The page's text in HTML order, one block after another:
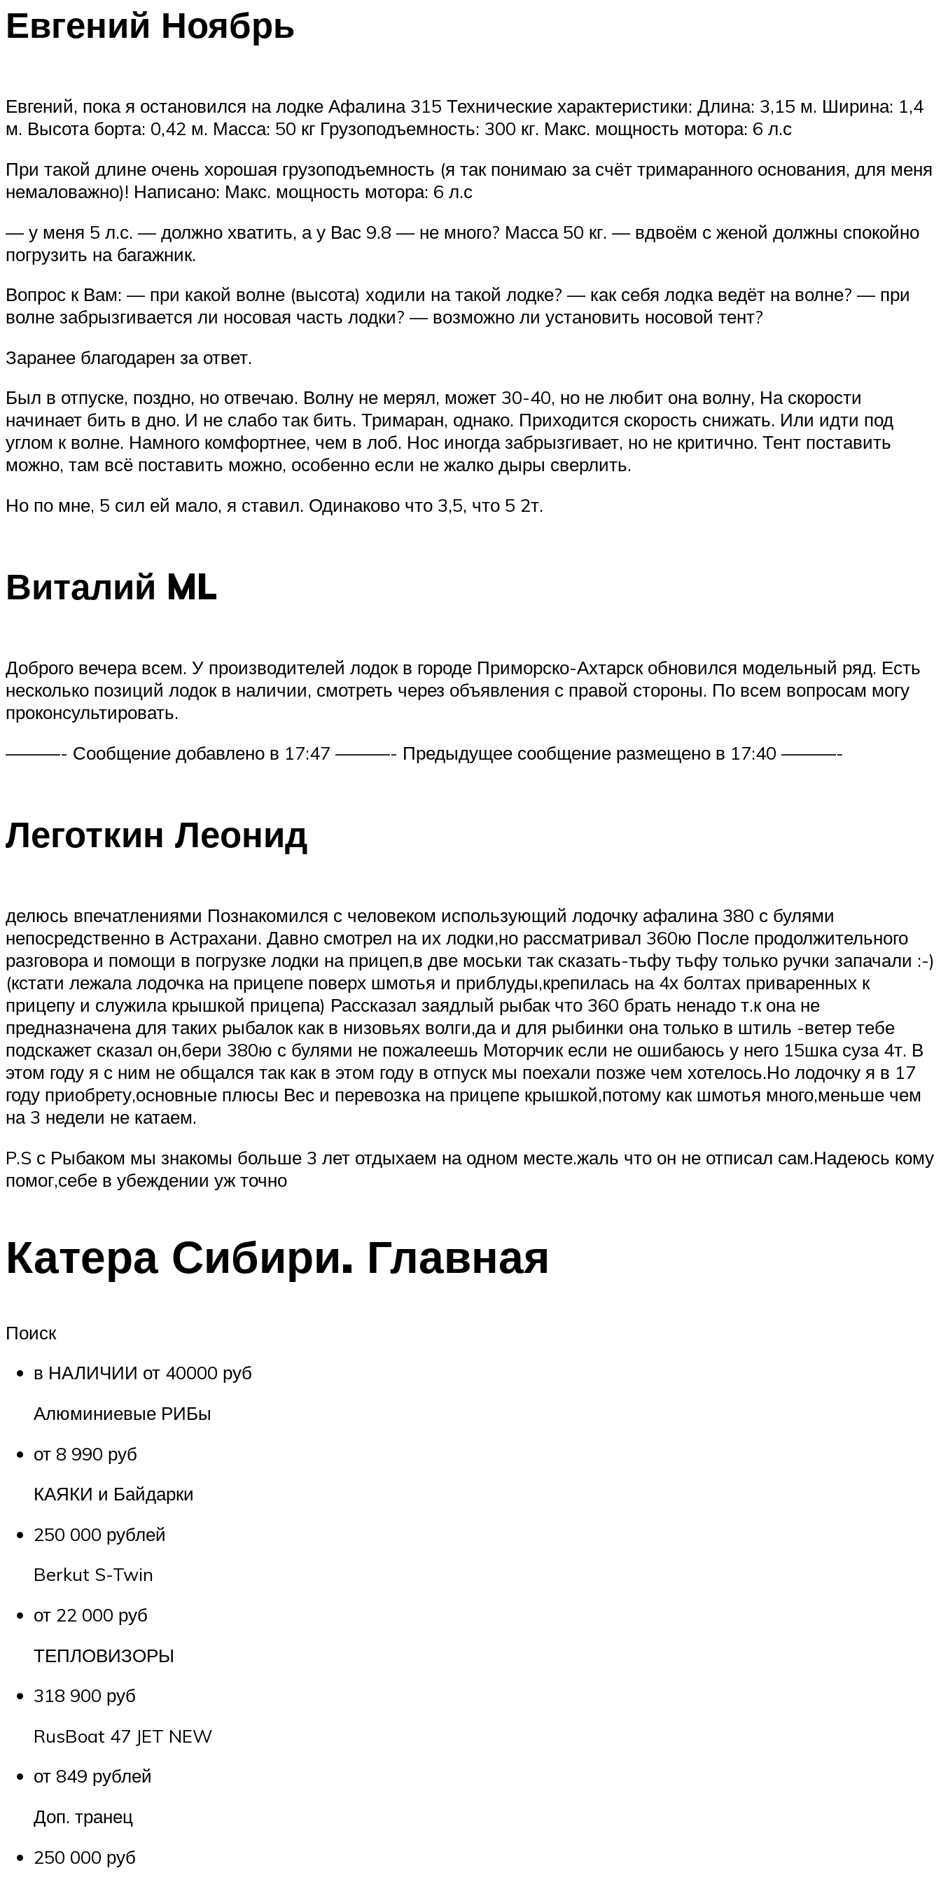
Евгений Ноябрь
Евгений, пока я остановился на лодке Афалина 315 Технические характеристики: Длина: 3,15 м. Ширина: 1,4
м. Высота борта: 0,42 м. Масса: 50 кг Грузоподъемность: 300 кг. Макс. мощность мотора: 6 л.с
При такой длине очень хорошая грузоподъемность (я так понимаю за счёт тримаранного основания, для меня
немаловажно)! Написано: Макс. мощность мотора: 6 л.с
— у меня 5 л.с. — должно хватить, а у Вас 9.8 — не много? Масса 50 кг. — вдвоём с женой должны спокойно
погрузить на багажник.
Вопрос к Вам: — при какой волне (высота) ходили на такой лодке? — как себя лодка ведёт на волне? — при
волне забрызгивается ли носовая часть лодки? — возможно ли установить носовой тент?
Заранее благодарен за ответ.
Был в отпуске, поздно, но отвечаю. Волну не мерял, может 30-40, но не любит она волну, На скорости
начинает бить в дно. И не слабо так бить. Тримаран, однако. Приходится скорость снижать. Или идти под
углом к волне. Намного комфортнее, чем в лоб. Нос иногда забрызгивает, но не критично. Тент поставить
можно, там всё поставить можно, особенно если не жалко дыры сверлить.
Но по мне, 5 сил ей мало, я ставил. Одинаково что 3,5, что 5 2т.
Виталий ML
Доброго вечера всем. У производителей лодок в городе Приморско-Ахтарск обновился модельный ряд. Есть
несколько позиций лодок в наличии, смотреть через объявления с правой стороны. По всем вопросам могу
проконсультировать.
———- Сообщение добавлено в 17:47 ———- Предыдущее сообщение размещено в 17:40 ———-
Леготкин Леонид
делюсь впечатлениями Познакомился с человеком использующий лодочку афалина 380 с булями
непосредственно в Астрахани. Давно смотрел на их лодки,но рассматривал 360ю После продолжительного
разговора и помощи в погрузке лодки на прицеп,в две моськи так сказать-тьфу тьфу только ручки запачали :-)
(кстати лежала лодочка на прицепе поверх шмотья и приблуды,крепилась на 4х болтах приваренных к
прицепу и служила крышкой прицепа) Рассказал заядлый рыбак что 360 брать ненадо т.к она не
предназначена для таких рыбалок как в низовьях волги,да и для рыбинки она только в штиль -ветер тебе
подскажет сказал он,бери 380ю с булями не пожалеешь Моторчик если не ошибаюсь у него 15шка суза 4т. В
этом году я с ним не общался так как в этом году в отпуск мы поехали позже чем хотелось.Но лодочку я в 17
году приобрету,основные плюсы Вес и перевозка на прицепе крышкой,потому как шмотья много,меньше чем
на 3 недели не катаем.
P.S с Рыбаком мы знакомы больше 3 лет отдыхаем на одном месте.жаль что он не отписал сам.Надеюсь кому
помог,себе в убеждении уж точно
Катера Сибири. Главная
Поиск
в НАЛИЧИИ от 40000 руб
Алюминиевые РИБы
от 8 990 руб
КАЯКИ и Байдарки
250 000 рублей
Berkut S-Twin
от 22 000 руб
ТЕПЛОВИЗОРЫ
318 900 руб
RusBoat 47 JET NEW
от 849 рублей
Доп. транец
250 000 руб